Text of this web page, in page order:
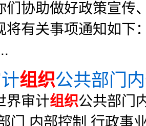
们协助做好政策宣传
将有关事项通知如下
组织公共部门
审计组织公共部门
门 内部控制 行政事